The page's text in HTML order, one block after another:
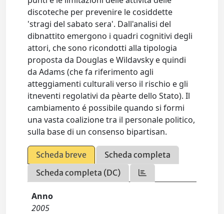
discoteche per prevenire le cosiddette
'stragi del sabato sera'. Dall'analisi del
dibnattito emergono i quadri cognitivi degli
attori, che sono ricondotti alla tipologia
proposta da Douglas e Wildavsky e quindi
da Adams (che fa riferimento agli
atteggiamenti culturali verso il rischio e gli
itneventi regolativi da pèarte dello Stato). Il
cambiamento é possibile quando si formi
una vasta coalizione tra il personale politico,
sulla base di un consenso bipartisan.
Scheda breve
Scheda completa
Scheda completa (DC)
Anno
2005